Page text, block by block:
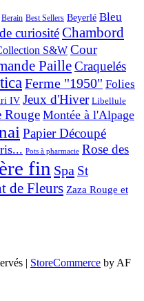
Berain Best Sellers Beyerlé Bleu
curiositéChambord
S&W Cour
PailleCraquelés
Ferme "1950" Folies
IV Jeux d'Hiver Libellule
RougeMontée à l'Alpage
Papier Découpé
Pots à pharmacie Rose des
fin Spa St
de Fleurs Zaza Rouge et
StoreCommerce by AF